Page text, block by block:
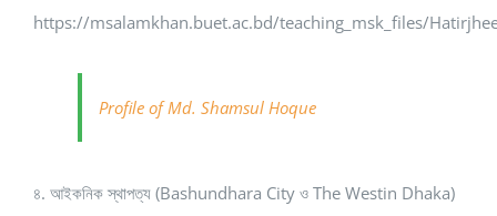
https://msalamkhan.buet.ac.bd/teaching_msk_files/
Profile of Md. Shamsul Hoque
৪. আইকনিক স্থাপত্য (Bashundhara City ও The Westin Dhaka)